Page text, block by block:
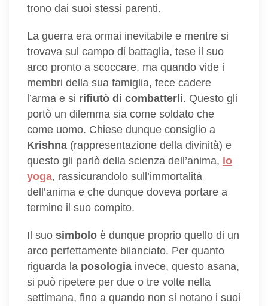
trono dai suoi stessi parenti.
La guerra era ormai inevitabile e mentre si
trovava sul campo di battaglia, tese il suo
arco pronto a scoccare, ma quando vide i
membri della sua famiglia, fece cadere
l’arma e si rifiutò di combatterli. Questo gli
portò un dilemma sia come soldato che
come uomo. Chiese dunque consiglio a
Krishna (rappresentazione della divinità) e
questo gli parlò della scienza dell’anima, lo
yoga, rassicurandolo sull’immortalità
dell’anima e che dunque doveva portare a
termine il suo compito.
Il suo simbolo è dunque proprio quello di un
arco perfettamente bilanciato. Per quanto
riguarda la posologia invece, questo asana,
si può ripetere per due o tre volte nella
settimana, fino a quando non si notano i suoi